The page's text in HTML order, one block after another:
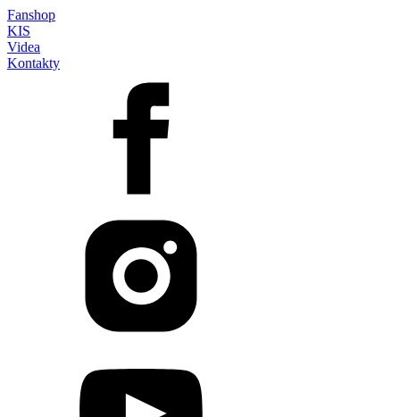
Fanshop
KIS
Videa
Kontakty